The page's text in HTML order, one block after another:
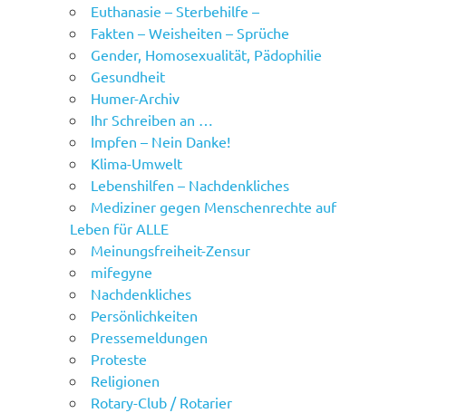
Euthanasie – Sterbehilfe –
Fakten – Weisheiten – Sprüche
Gender, Homosexualität, Pädophilie
Gesundheit
Humer-Archiv
Ihr Schreiben an …
Impfen – Nein Danke!
Klima-Umwelt
Lebenshilfen – Nachdenkliches
Mediziner gegen Menschenrechte auf
Leben für ALLE
Meinungsfreiheit-Zensur
mifegyne
Nachdenkliches
Persönlichkeiten
Pressemeldungen
Proteste
Religionen
Rotary-Club / Rotarier